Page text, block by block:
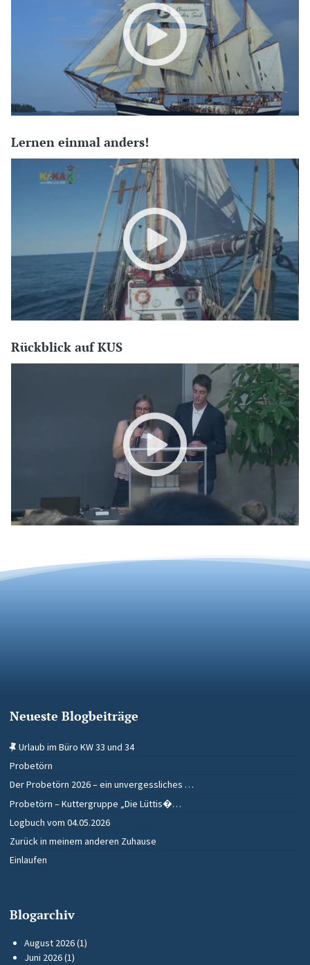
Lernen einmal anders!
Rückblick auf KUS
Neueste Blogbeiträge
Urlaub im Büro KW 33 und 34
Probetörn
Der Probetörn 2026 – ein unvergessliches …
Probetörn – Kuttergruppe „Die Lüttis�…
Logbuch vom 04.05.2026
Zurück in meinem anderen Zuhause
Einlaufen
Blogarchiv
August 2026(1)
Juni 2026(1)